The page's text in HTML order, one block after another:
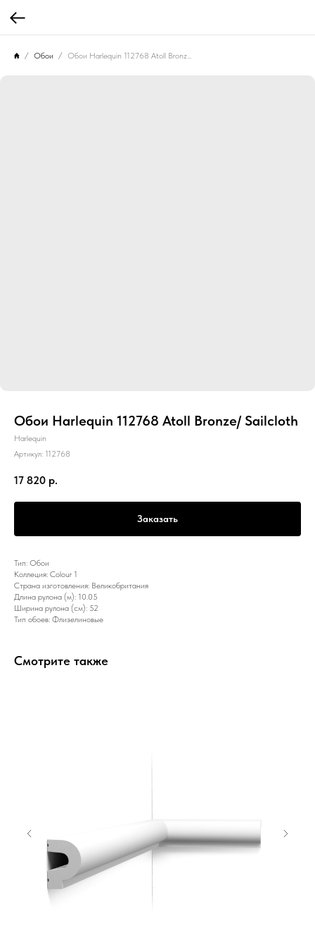
Обои
Обои Harlequin 112768 Atoll Bronze/ Sailcloth
Harlequin
Артикул: 112768
17 820 р.
Заказать
Тип: Обои
Коллеция: Colour 1
Страна изготовления: Великобритания
Длина рулона (м): 10.05
Ширина рулона (см): 52
Тип обоев: Флизелиновые
Смотрите также